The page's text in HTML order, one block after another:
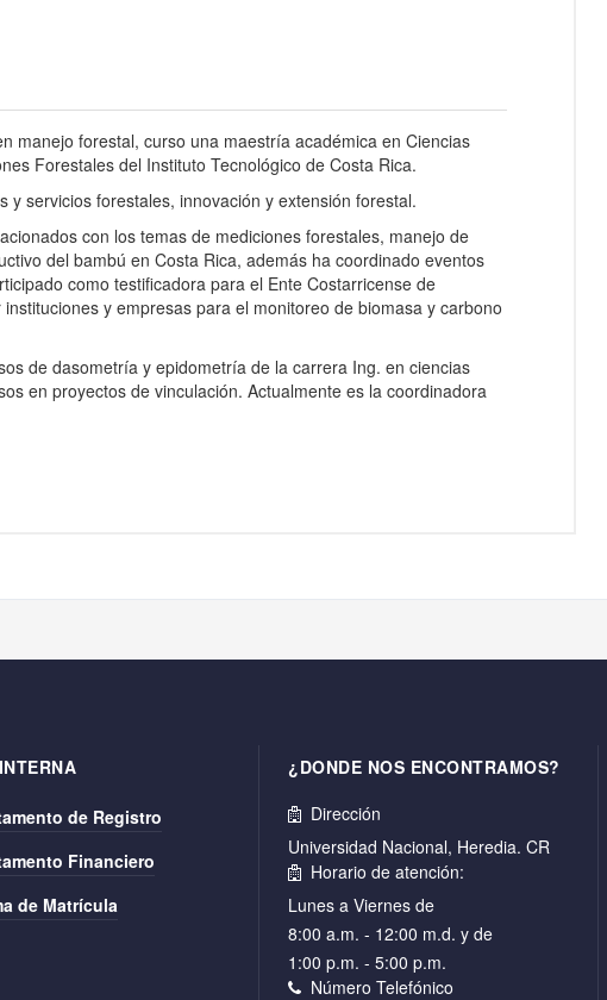
de Registro
Financiero
de Matrícula
¿DONDE NOS ENCONTRAMOS?
Dirección
Universidad Nacional, Heredia. CR
Horario de atención:
Lunes a Viernes de
8:00 a.m. - 12:00 m.d. y de
1:00 p.m. - 5:00 p.m.
Número Telefónico